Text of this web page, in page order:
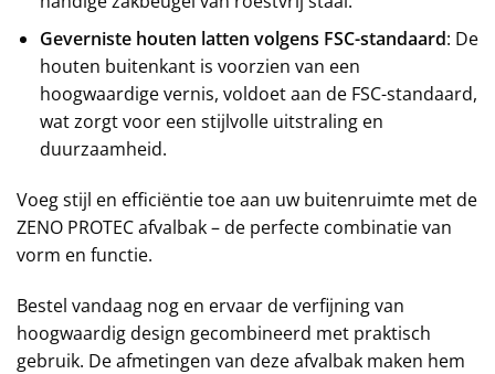
Geverniste houten latten volgens FSC-standaard: De
houten buitenkant is voorzien van een
hoogwaardige vernis, voldoet aan de FSC-standaard,
wat zorgt voor een stijlvolle uitstraling en
duurzaamheid.
Voeg stijl en efficiëntie toe aan uw buitenruimte met de
ZENO PROTEC afvalbak – de perfecte combinatie van
vorm en functie.
Bestel vandaag nog en ervaar de verfijning van
hoogwaardig design gecombineerd met praktisch
gebruik. De afmetingen van deze afvalbak maken hem